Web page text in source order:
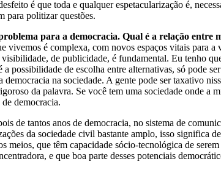
é que toda e qualquer espetacularização é,
para politizar questões.
para a democracia. Qual é a relação entre
vivemos é complexa, com novos espaços vitais para
de publicidade, é fundamental. Eu tenho
de escolha entre alternativas, só pode
na sociedade. A gente pode ser taxativo
da palavra. Se você tem uma sociedade onde a
democracia.
de tantos anos de democracia, no sistema de
da sociedade civil bastante amplo, isso significa
meios, que têm capacidade sócio-tecnológica de
e que boa parte desses potenciais